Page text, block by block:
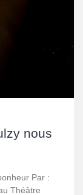
nous
Par :
Théâtre